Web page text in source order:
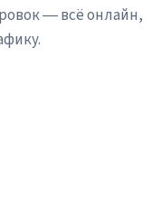
на мастеров,
и спасти— всё онлайн,